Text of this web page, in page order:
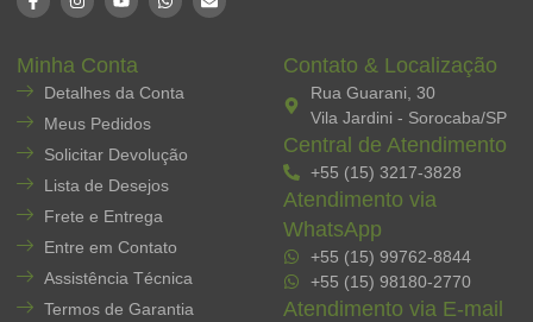
Minha Conta
Detalhes da Conta
Meus Pedidos
Solicitar Devolução
Lista de Desejos
Frete e Entrega
Entre em Contato
Assistência Técnica
Termos de Garantia
Contato & Localização
Rua Guarani, 30
Vila Jardini - Sorocaba/SP
Central de Atendimento
+55 (15) 3217-3828
Atendimento via
WhatsApp
+55 (15) 99762-8844
+55 (15) 98180-2770
Atendimento via E-mail